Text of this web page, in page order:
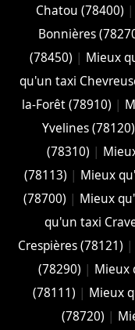
Chatou (78400) |
Bonnières
(78450) | Mieux
qu'un taxi
la-Forêt (78910) |
Yvelines (78120)
(78310) |
(78113) | Mieux
(78700) | Mieux
qu'un taxi
Crespières (78121) |
(78290) | Mieux
(78111) | Mieux
(78720) |